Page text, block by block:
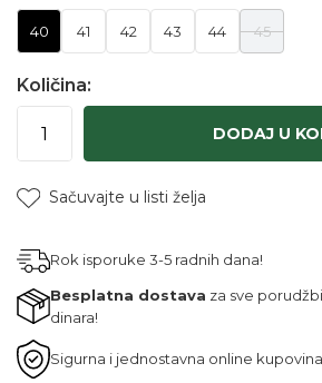
40 41 42 43 44 45
Količina:
DODAJ U
Sačuvajte u listi želja
Rok isporuke 3-5 radnih dana!
Besplatna dostava za sve
dinara!
Sigurna i jednostavna online kupovina